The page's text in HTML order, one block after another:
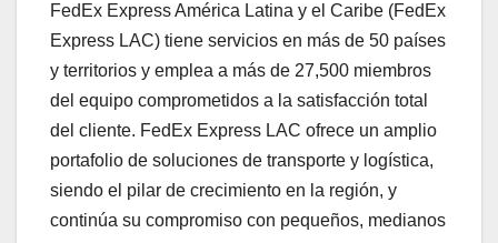
FedEx Express América Latina y el Caribe (FedEx
Express LAC) tiene servicios en más de 50 países
y territorios y emplea a más de 27,500 miembros
del equipo comprometidos a la satisfacción total
del cliente. FedEx Express LAC ofrece un amplio
portafolio de soluciones de transporte y logística,
siendo el pilar de crecimiento en la región, y
continúa su compromiso con pequeños, medianos